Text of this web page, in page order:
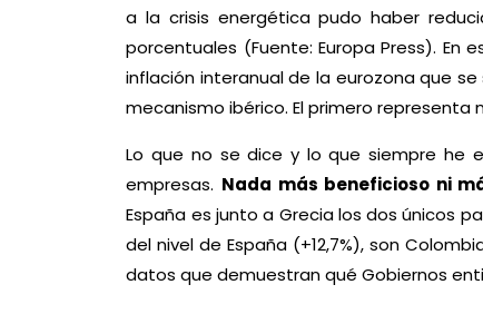
a la crisis energética pudo haber
porcentuales (Fuente: Europa Press).
inflación interanual de la eurozona que
mecanismo ibérico. El primero representa
Lo que no se dice y lo que siempre he
empresas. Nada más beneficioso ni
España es junto a Grecia los dos únicos
del nivel de España (+12,7%), son
datos que demuestran qué Gobiernos